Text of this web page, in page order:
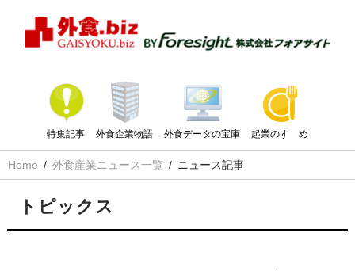
特集記事 外食企業物語 外食データの宝庫 起業のすゝめ
Home 外食産業ニュース一覧 ニュース記事
トピックス